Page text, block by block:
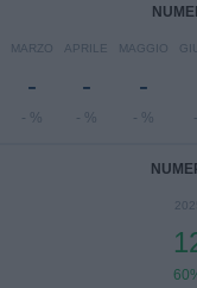
MARZO
-
- %
APRILE
-
- %
MAGGIO
-
- %